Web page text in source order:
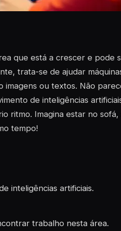
que está a crescer e pode
trata-se de ajudar
ou textos. Não
de inteligências
ritmo. Imagina estar no sofá,
tempo!
inteligências artificiais.
trabalho nesta área.